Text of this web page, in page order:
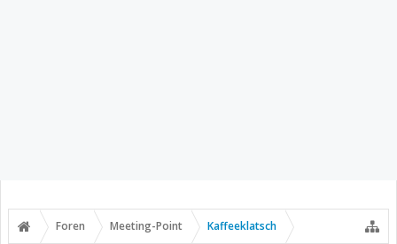
Foren Meeting-Point Kaffeeklatsch